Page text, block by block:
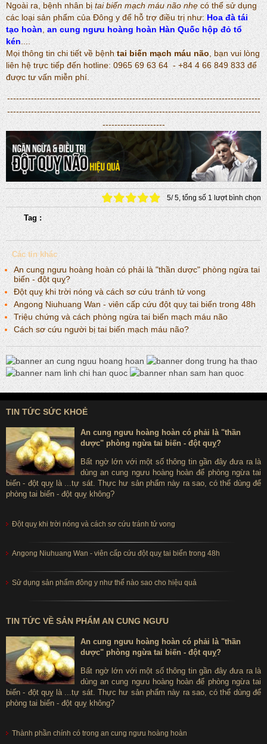
Ngoài ra, bệnh nhân bịtai biến mạch máu não nhẹ có thể sử dụng
các loại sản phẩm của Đông y để hỗ trợ điều trị như:Hoa đà tái
tạo hoàn an cung ngưu hoàng hoàn Hàn Quốc hộp đỏ tổ
kén
Mọi thông tin chi tiết về bệnh tai biến mạch máu não , bạn vui lòng
liên hệ trực tiếp đến hotline: 0965 69 63 64 - +84 4 66 849 833 để
được tư vấn miễn phí.
-------------------------------------------------------------------------------------
-------------------------------------------------------------------------------------
---------------------
5/5 , tổng số1 lượt bình chọn
Tag :
Các tin khác
An cung ngưu hoàng hoàn có phải là "thần dược" phòng ngừa tai
biến - đột quỵ?
Đột quỵ khi trời nóng và cách sơ cứu tránh tử vong
Angong Niuhuang Wan - viên cấp cứu đột quỵ tai biến trong 48h
Triệu chứng và cách phòng ngừa tai biến mạch máu não
Cách sơ cứu người bị tai biến mạch máu não?
TIN TỨC SỨC KHOẺ
An cung ngưu hoàng hoàn có phải là "thần
dược" phòng ngừa tai biến - đột quỵ?
Bất ngờ lớn với một số thông tin gần đây đưa ra là
dùng an cung ngưu hoàng hoàn để phòng ngừa tai
biến - đột quỵ là ...tự sát. Thực hư sản phẩm này ra sao, có thể dùng để
phòng tai biến - đột quỵ không?
Đột quỵ khi trời nóng và cách sơ cứu tránh tử vong
Angong Niuhuang Wan - viên cấp cứu đột quỵ tai biến trong 48h
Sử dụng sản phẩm đông y như thế nào sao cho hiệu quả
TIN TỨC VỀ SẢN PHẨM AN CUNG NGƯU
An cung ngưu hoàng hoàn có phải là "thần
dược" phòng ngừa tai biến - đột quỵ?
Bất ngờ lớn với một số thông tin gần đây đưa ra là
dùng an cung ngưu hoàng hoàn để phòng ngừa tai
biến - đột quỵ là ...tự sát. Thực hư sản phẩm này ra sao, có thể dùng để
phòng tai biến - đột quỵ không?
Thành phần chính có trong an cung ngưu hoàng hoàn